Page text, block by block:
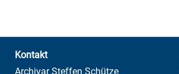
Kontakt
Archivar Steffen Schütze